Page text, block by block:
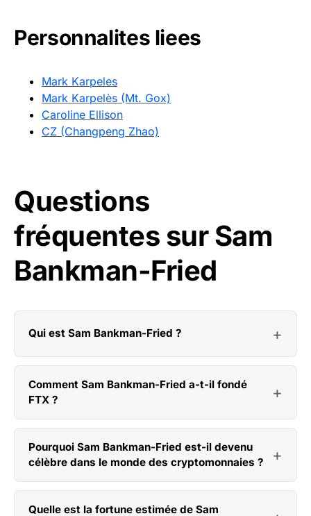
Personnalites liees
Mark Karpeles
Mark Karpelès (Mt. Gox)
Caroline Ellison
CZ (Changpeng Zhao)
Questions
fréquentes sur Sam
Bankman-Fried
Qui est Sam Bankman-Fried ?
Comment Sam Bankman-Fried a-t-il fondé
FTX ?
Pourquoi Sam Bankman-Fried est-il devenu
célèbre dans le monde des cryptomonnaies ?
Quelle est la fortune estimée de Sam